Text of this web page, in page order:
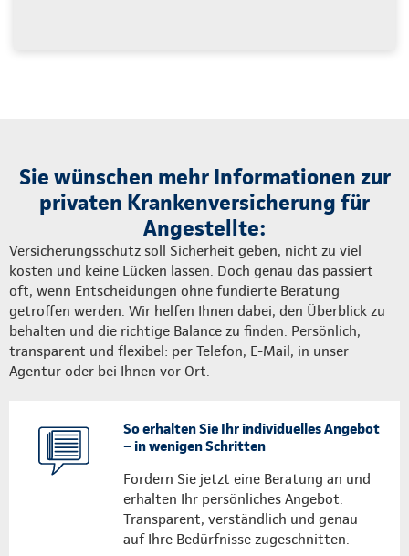
Sie wünschen mehr Informationen zur
privaten Krankenversicherung für
Angestellte:
Versicherungsschutz soll Sicherheit geben, nicht zu viel
kosten und keine Lücken lassen. Doch genau das passiert
oft, wenn Entscheidungen ohne fundierte Beratung
getroffen werden. Wir helfen Ihnen dabei, den Überblick zu
behalten und die richtige Balance zu finden. Persönlich,
transparent und flexibel: per Telefon, E-Mail, in unser
Agentur oder bei Ihnen vor Ort.
So erhalten Sie Ihr individuelles Angebot
– in wenigen Schritten
Fordern Sie jetzt eine Beratung an und
erhalten Ihr persönliches Angebot.
Transparent, verständlich und genau
auf Ihre Bedürfnisse zugeschnitten.